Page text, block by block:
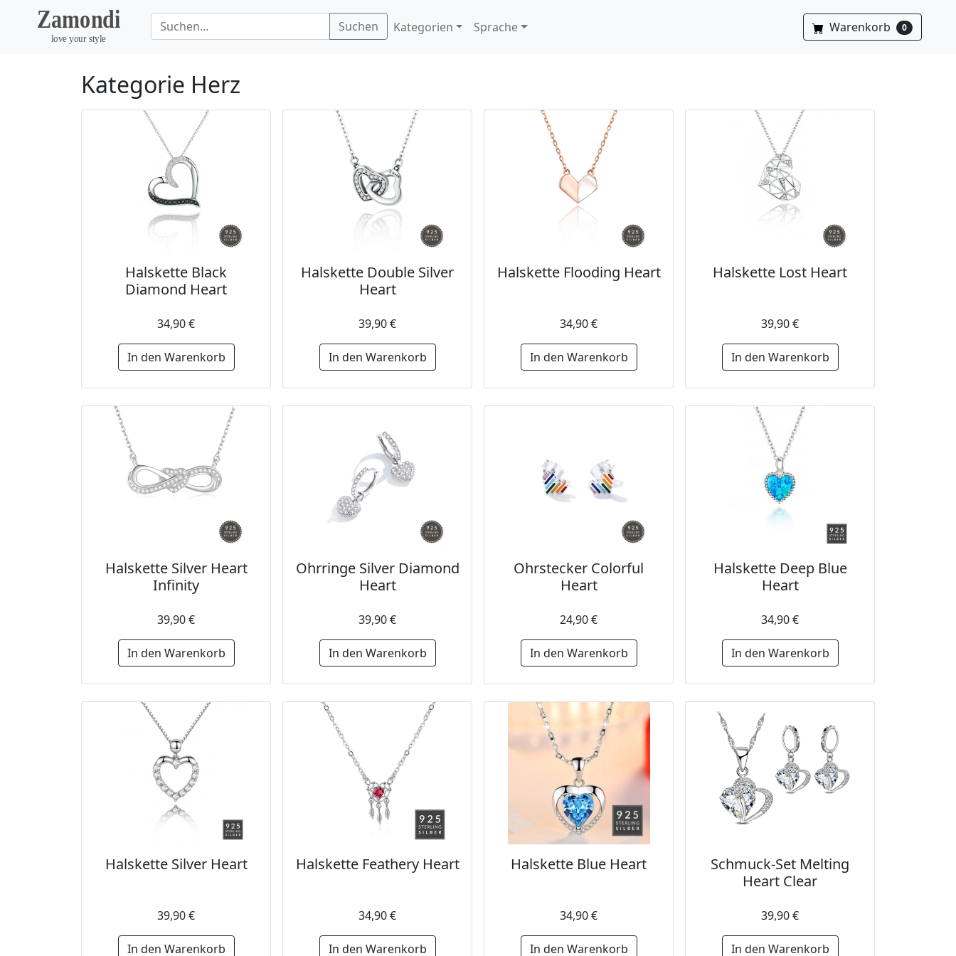
Suchen Kategorien Sprache Warenkorb 0
Kategorie Herz
Halskette Black
Diamond Heart
34,90 €
In den Warenkorb
Halskette Double Silver
Heart
39,90 €
In den Warenkorb
Halskette Flooding Heart
34,90 €
In den Warenkorb
Halskette Lost Heart
39,90 €
In den Warenkorb
Halskette Silver Heart
Infinity
39,90 €
In den Warenkorb
Ohrringe Silver Diamond
Heart
39,90 €
In den Warenkorb
Ohrstecker Colorful
Heart
24,90 €
In den Warenkorb
Halskette Deep Blue
Heart
34,90 €
In den Warenkorb
Halskette Silver Heart
39,90 €
In den Warenkorb
Halskette Feathery Heart
34,90 €
In den Warenkorb
Halskette Blue Heart
34,90 €
In den Warenkorb
Schmuck-Set Melting
Heart Clear
39,90 €
In den Warenkorb